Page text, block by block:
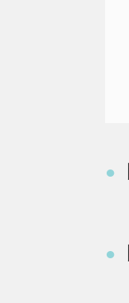
●
●